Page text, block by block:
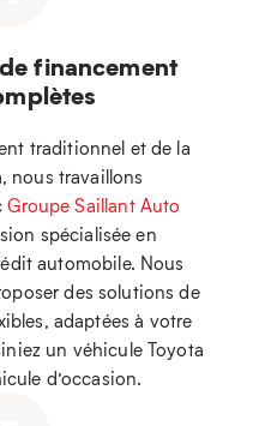
financement
traditionnel et de la
nous travaillons
Groupe Saillant Auto
spécialisée en
automobile. Nous
des solutions de
adaptées à votre
un véhicule Toyota
d’occasion.